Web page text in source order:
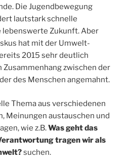
Die Jugendbewegung
lautstark schnelle
Zukunft. Aber
hat mit der Umwelt-
2015 sehr deutlich
Zusammenhang zwischen der
des Menschen angemahnt.
Thema aus verschiedenen
Meinungen austauschen und
wie z.B.Was geht das
tragen wir als
suchen.